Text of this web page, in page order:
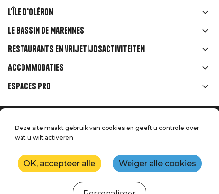
Liens
rubriques
L'île d'Oléron
Le Bassin de Marennes
Restaurants en vrijetijdsactiviteiten
Accommodaties
Espaces Pro
Menu
de
Home
Juridische informatie
Druk op
Neem contact met ons op
Kaart
Productie: StudioJuillet
Deze site maakt gebruik van cookies en geeft u controle over
wat u wilt activeren
OK, accepteer alle Weiger alle cookies